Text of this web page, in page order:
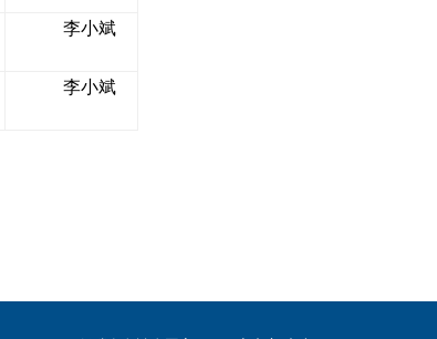
李小斌
李小斌